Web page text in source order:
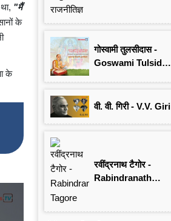
"मैं
के
के
गोस्वामी तुलसीदास -
Goswami Tulsidas:
वी. वी. गिरी - V.V. Giri
रवींद्रनाथ टैगोर -
Rabindranath